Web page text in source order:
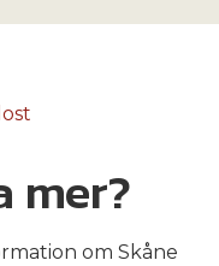
mer?
om Skåne